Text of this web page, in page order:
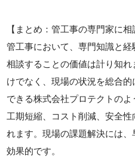
【まとめ：管工事の専門家に相
管工事において、専門知識と
相談することの価値は計り知
けでなく、現場の状況を総合
できる株式会社プロテクトのよ
工期短縮、コスト削減、安全
れます。現場の課題解決には
効果的です。